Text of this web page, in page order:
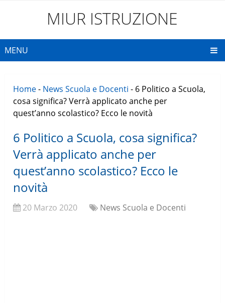
MIUR ISTRUZIONE
MENU
Home- News Scuola e Docenti - 6 Politico a Scuola,
cosa significa? Verrà applicato anche per
quest’anno scolastico? Ecco le novità
6 Politico a Scuola, cosa significa?
Verrà applicato anche per
quest’anno scolastico? Ecco le
novità
20 Marzo 2020 News Scuola e Docenti